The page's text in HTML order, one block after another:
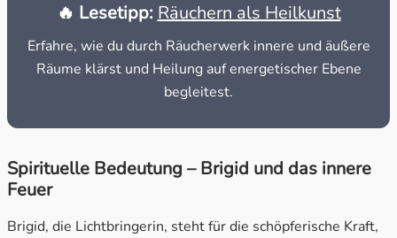
🔥 Lesetipp: Räuchern als Heilkunst
Erfahre, wie du durch Räucherwerk innere und äußere
Räume klärst und Heilung auf energetischer Ebene
begleitest.
Spirituelle Bedeutung – Brigid und das innere
Feuer
Brigid, die Lichtbringerin, steht für die schöpferische Kraft,